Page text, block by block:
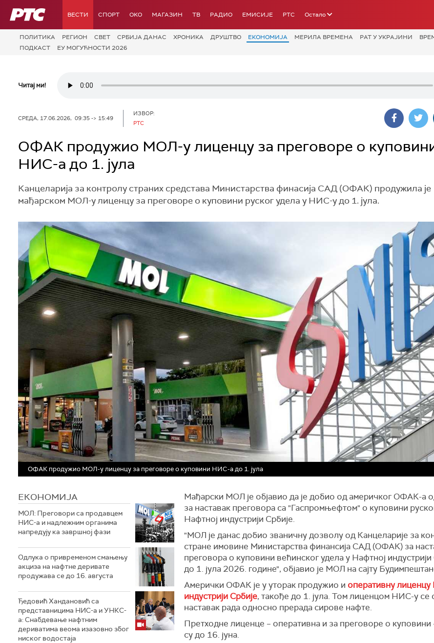
РТС ВЕСТИ СПОРТ OKO МАГАЗИН ТВ РАДИО ЕМИСИЈЕ РТС Остало
ПОЛИТИКА РЕГИОН СВЕТ СРБИЈА ДАНАС ХРОНИКА ДРУШТВО ЕКОНОМИЈА МЕРИЛА ВРЕМЕНА РАТ У УКРАЈИНИ
ПОДКАСТ
ЕУ МОГУЋНОСТИ 2026
Читај ми!
СРЕДА, 17.06.2026, 09:35 -> 15:49
ИЗВОР:
РТС
ОФАК продужио МОЛ-у лиценцу за преговоре о
НИС-а до 1. јула
Канцеларија за контролу страних средстава Министарства финасија САД (ОФАК) продужила је
мађарском МОЛ-у лиценцу за преговоре о куповини руског удела у НИС-у до 1. јула.
ОФАК продужио МОЛ-у лиценцу за преговоре о куповини НИС-а до 1. јула
ЕКОНОМИЈА
МОЛ: Преговори са продавцем
НИС-а и надлежним органима
напредују ка завршној фази
Одлука о привременом смањењу
акциза на нафтне деривате
продужава се до 16. августа
Ђедовић Хандановић са
представницима НИС-а и УНКС-
а: Снабдевање нафтним
дериватима веома изазовно због
ниског водостаја
Мађарски МОЛ је објавио да је добио од америчког ОФАК-а
за наставак преговора са "Гаспромњефтом" о куповини
Нафтној индустрији Србије.
"МОЛ је данас добио званичну дозволу од Канцеларије за
стране имовине Министарства финансија САД (ОФАК) за
преговора о куповини већинског удела у Нафтној индустрији
до 1. јула 2026. године", објавио је МОЛ на сајту
Амерички ОФАК је у уторак продужио и оперативну лиценцу
индустрији Србије, такође до 1. јула. Том лиценцом НИС-у се
наставак рада односно прерада сирове нафте.
Претходне лиценце – оперативна и за преговоре о куповини
су до 16. јуна.